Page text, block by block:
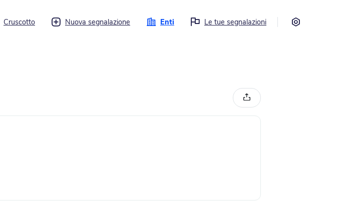
Cruscotto Nuova segnalazione Enti Le tue segnalazioni
Condividi